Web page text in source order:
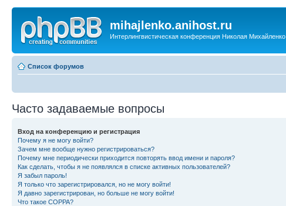
mihajlenko.anihost.ru
Интерлингвистическая конференция Николая Михайленко
Список форумов
Часто задаваемые вопросы
Вход на конференцию и регистрация
Почему я не могу войти?
Зачем мне вообще нужно регистрироваться?
Почему мне периодически приходится повторять ввод имени и пароля?
Как сделать, чтобы я не появлялся в списке активных пользователей?
Я забыл пароль!
Я только что зарегистрировался, но не могу войти!
Я давно зарегистрирован, но больше не могу войти!
Что такое COPPA?